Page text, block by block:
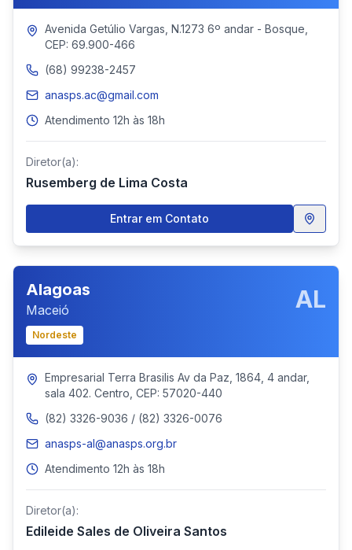
Avenida Getúlio Vargas, N.1273 6º andar - Bosque,
CEP: 69.900-466
(68) 99238-2457
anasps.ac@gmail.com
Atendimento 12h às 18h
Diretor(a):
Rusemberg de Lima Costa
Entrar em Contato
Alagoas
Maceió AL
Nordeste
Empresarial Terra Brasilis Av da Paz, 1864, 4 andar,
sala 402. Centro, CEP: 57020-440
(82) 3326-9036 / (82) 3326-0076
anasps-al@anasps.org.br
Atendimento 12h às 18h
Diretor(a):
Edileide Sales de Oliveira Santos